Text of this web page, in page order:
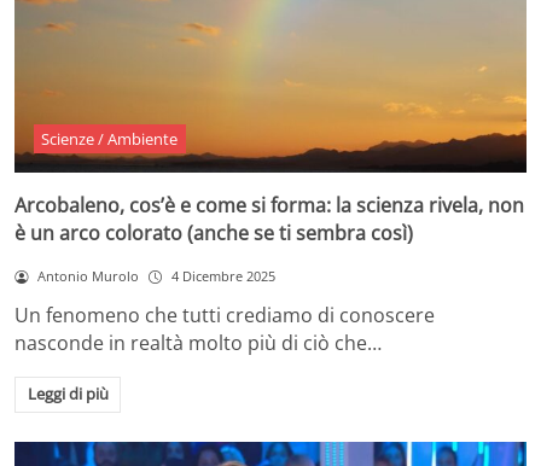
Scienze / Ambiente
Arcobaleno, cos’è e come si forma: la scienza rivela, non
è un arco colorato (anche se ti sembra così)
Antonio Murolo 4 Dicembre 2025
Un fenomeno che tutti crediamo di conoscere
nasconde in realtà molto più di ciò che…
Leggi di più